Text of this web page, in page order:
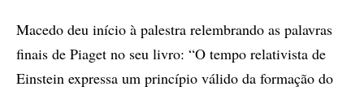
Macedo deu início à palestra relembrando as palavras
finais de Piaget no seu livro: “O tempo relativista de
Einstein expressa um princípio válido da formação do